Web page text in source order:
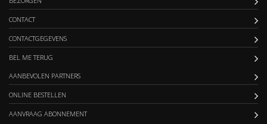
CONTACT
CONTACTGEGEVENS
BEL ME TERUG
AANBEVOLEN PARTNERS
ONLINE BESTELLEN
AANVRAAG ABONNEMENT